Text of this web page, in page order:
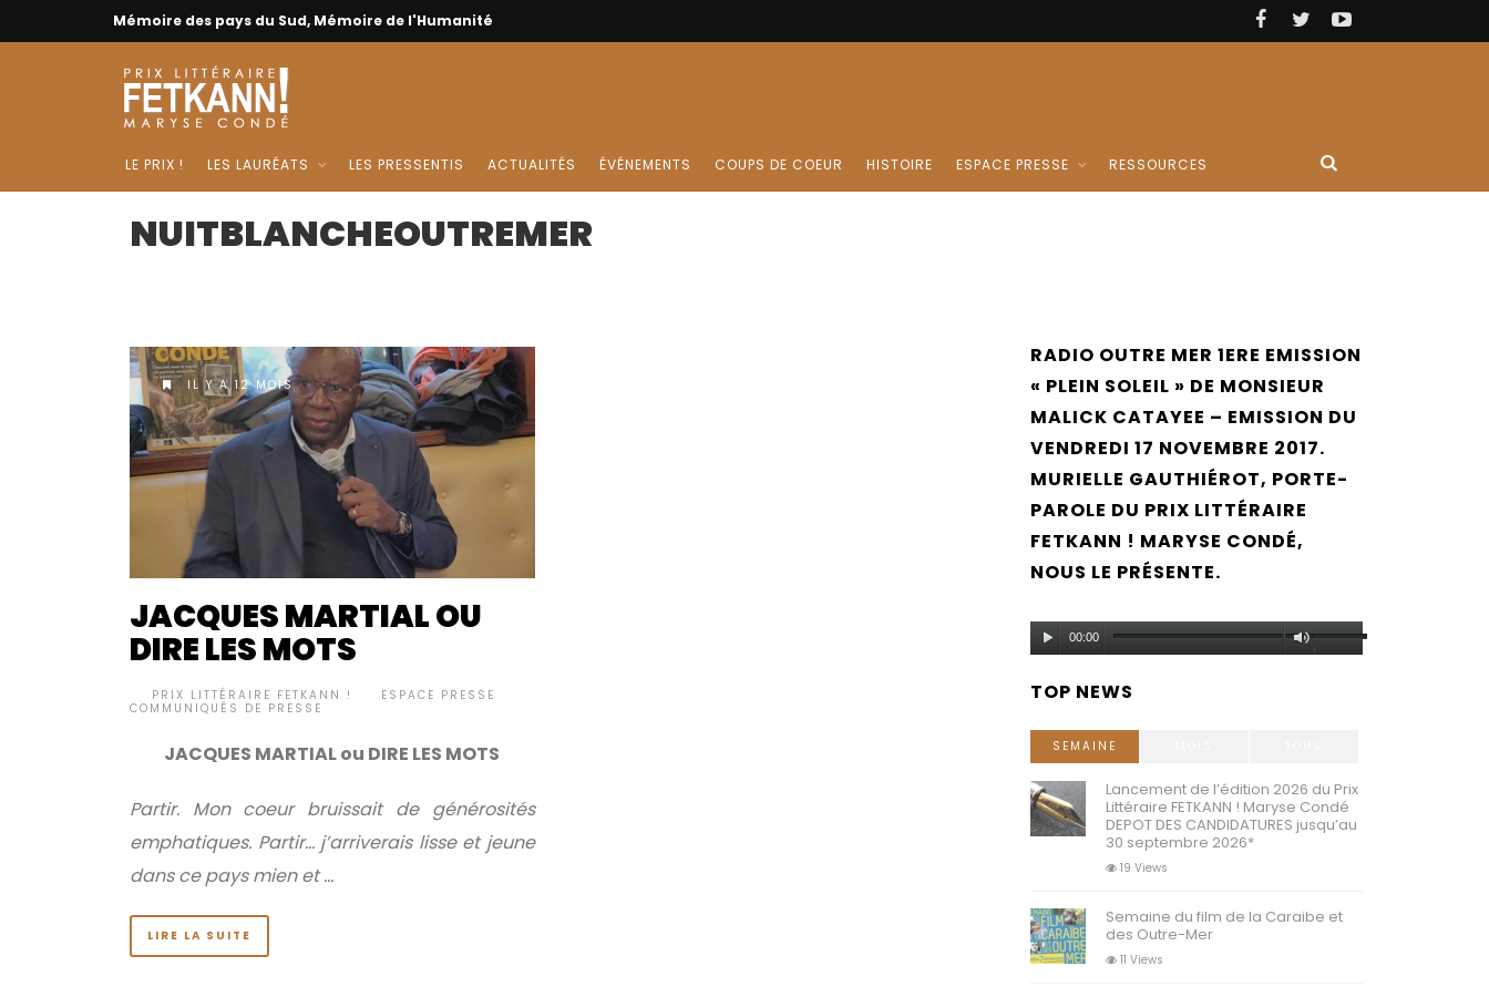
Mémoire des pays du Sud, Mémoire de l'Humanité
LE PRIX ! LES LAURÉATS LES PRESSENTIS ACTUALITÉS ÉVÉNEMENTS COUPS DE COEUR HISTOIRE ESPACE PRESSE RESSOURCES
NUITBLANCHEOUTREMER
IL Y A 12 MOIS
JACQUES MARTIAL OU
DIRE LES MOTS
PRIX LITTÉRAIRE FETKANN ! ESPACE PRESSE
COMMUNIQUÉS DE PRESSE
JACQUES MARTIAL ou DIRE LES MOTS
Partir. Mon coeur bruissait de générosités
emphatiques. Partir… j’arriverais lisse et jeune
dans ce pays mien et …
LIRE LA SUITE
RADIO OUTRE MER 1ERE EMISSION
« PLEIN SOLEIL » DE MONSIEUR
MALICK CATAYEE – EMISSION DU
VENDREDI 17 NOVEMBRE 2017.
MURIELLE GAUTHIÉROT, PORTE-
PAROLE DU PRIX LITTÉRAIRE
FETKANN ! MARYSE CONDÉ,
NOUS LE PRÉSENTE.
Lecteur
00:00
Utilisez
augmenter
le
TOP NEWS
SEMAINE
Lancement de l’édition 2026 du Prix
Littéraire FETKANN ! Maryse Condé
DEPOT DES CANDIDATURES jusqu’au
30 septembre 2026*
19 Views
Semaine du film de la Caraibe et
des Outre-Mer
11 Views